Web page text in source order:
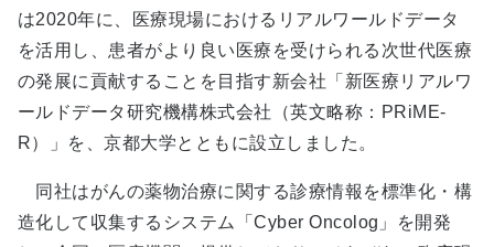
は2020年に、医療現場におけるリアルワールドデータ
を活用し、患者がより良い医療を受けられる次世代医療
の発展に貢献することを目指す新会社「新医療リアルワ
ールドデータ研究機構株式会社（英文略称：PRiME-
R）」を、京都大学とともに設立しました。
同社はがんの薬物治療に関する診療情報を標準化・構
造化して収集するシステム「Cyber Oncolog」を開発